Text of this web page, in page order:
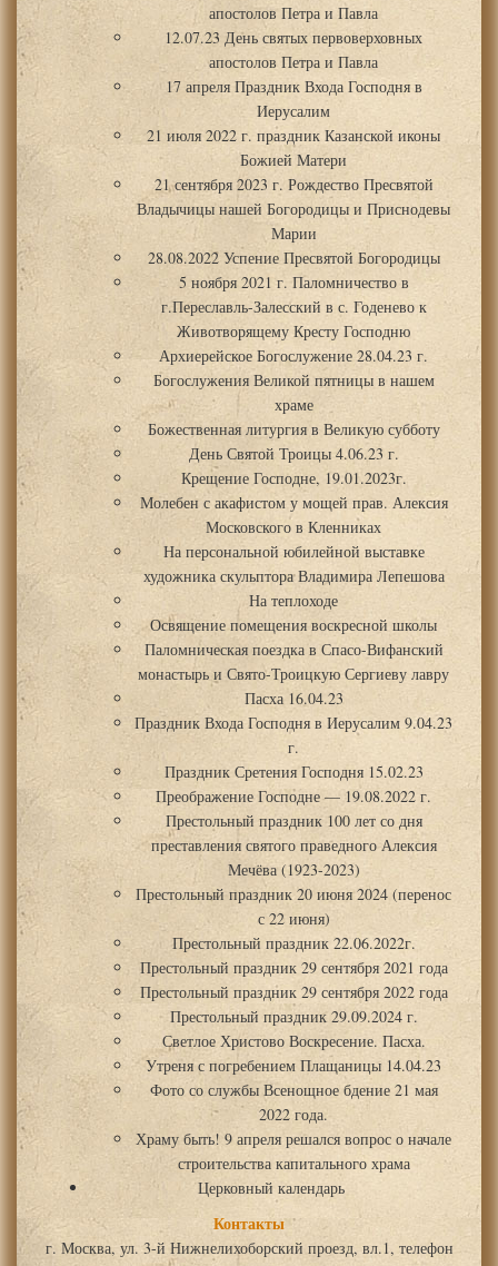
апостолов Петра и Павла
12.07.23 День святых первоверховных
апостолов Петра и Павла
17 апреля Праздник Входа Господня в
Иерусалим
21 июля 2022 г. праздник Казанской иконы
Божией Матери
21 сентября 2023 г. Рождество Пресвятой
Владычицы нашей Богородицы и Приснодевы
Марии
28.08.2022 Успение Пресвятой Богородицы
5 ноября 2021 г. Паломничество в
г.Переславль-Залесский в с. Годенево к
Животворящему Кресту Господню
Архиерейское Богослужение 28.04.23 г.
Богослужения Великой пятницы в нашем
храме
Божественная литургия в Великую субботу
День Святой Троицы 4.06.23 г.
Крещение Господне, 19.01.2023г.
Молебен с акафистом у мощей прав. Алексия
Московского в Кленниках
На персональной юбилейной выставке
художника скульптора Владимира Лепешова
На теплоходе
Освящение помещения воскресной школы
Паломническая поездка в Спасо-Вифанский
монастырь и Свято-Троицкую Сергиеву лавру
Пасха 16.04.23
Праздник Входа Господня в Иерусалим 9.04.23
г.
Праздник Сретения Господня 15.02.23
Преображение Господне — 19.08.2022 г.
Престольный праздник 100 лет со дня
преставления святого праведного Алексия
Мечёва (1923-2023)
Престольный праздник 20 июня 2024 (перенос
с 22 июня)
Престольный праздник 22.06.2022г.
Престольный праздник 29 сентября 2021 года
Престольный праздник 29 сентября 2022 года
Престольный праздник 29.09.2024 г.
Светлое Христово Воскресение. Пасха.
Утреня с погребением Плащаницы 14.04.23
Фото со службы Всенощное бдение 21 мая
2022 года.
Храму быть! 9 апреля решался вопрос о начале
строительства капитального храма
Церковный календарь
Контакты
г. Москва, ул. 3-й Нижнелихоборский проезд, вл.1, телефон